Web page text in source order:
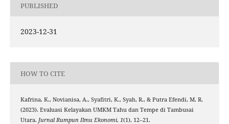
PUBLISHED
2023-12-31
HOW TO CITE
Kafrina, K., Novianisa, A., Syafitri, K., Syah, R., & Putra Efendi, M. R.
(2023). Evaluasi Kelayakan UMKM Tahu dan Tempe di Tambusai
Utara. Jurnal Rumpun Ilmu Ekonomi, 1(1), 12–21.